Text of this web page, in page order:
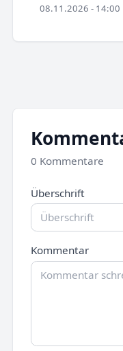
08.11.2026 - 14:00
0 Kommentare
Überschrift
Kommentar